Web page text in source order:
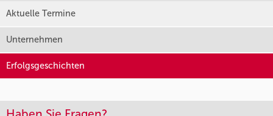
Aktuelle Termine
Unternehmen
Erfolgsgeschichten